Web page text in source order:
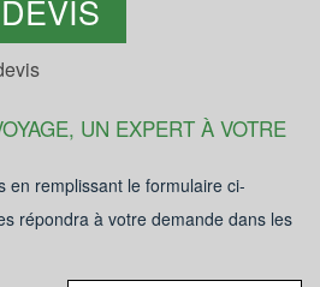
DEVIS
UN EXPERT À VOTRE
en remplissant le formulaire ci-
répondra à votre demande dans les